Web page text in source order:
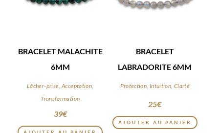
BRACELET MALACHITE
6MM
Lâcher-prise, Acceptation,
Transformation
39€
BRACELET
LABRADORITE 6MM
Protection, Intuition, Clarté
25€
AJOUTER AU PANIER